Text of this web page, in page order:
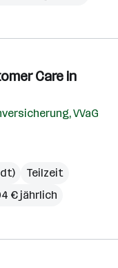
Care in
VVaG
Teilzeit
€ jährlich